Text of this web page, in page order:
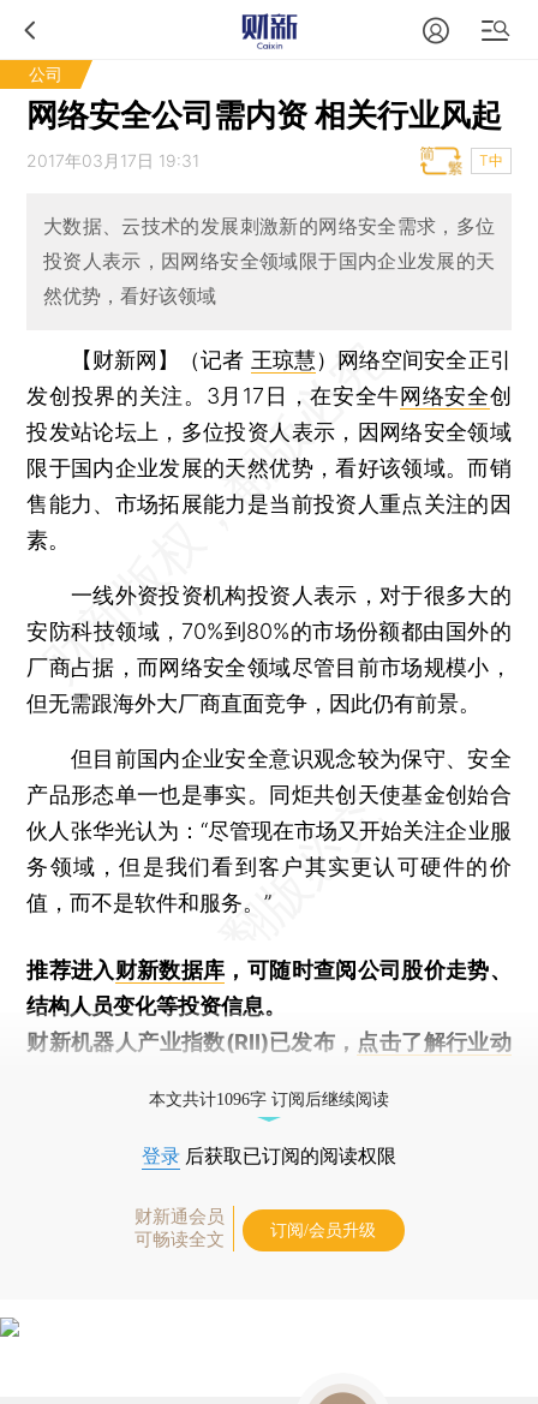
公司
网络安全公司需内资 相关行业风起
2017年03月17日 19:31 T中
大数据、云技术的发展刺激新的网络安全需求，多位
投资人表示，因网络安全领域限于国内企业发展的天
然优势，看好该领域
【财新网】（记者 王琼慧）
网络空间安全正引
发创投界的关注。3月17日，在安全牛网络安全创
投发站论坛上，多位投资人表示，因网络安全领域
限于国内企业发展的天然优势，看好该领域。而销
售能力、市场拓展能力是当前投资人重点关注的因
素。
一线外资投资机构投资人表示，对于很多大的
安防科技领域，70%到80%的市场份额都由国外的
厂商占据，而网络安全领域尽管目前市场规模小，
但无需跟海外大厂商直面竞争，因此仍有前景。
但目前国内企业安全意识观念较为保守、安全
产品形态单一也是事实。同炬共创天使基金创始合
伙人张华光认为：“尽管现在市场又开始关注企业服
务领域，但是我们看到客户其实更认可硬件的价
值，而不是软件和服务。”
推荐进入财新数据库 ，可随时查阅公司股价走势、
结构人员变化等投资信息。
财新机器人产业指数(RII)已发布， 点击了解行业动
本文共计1096字 订阅后继续阅读
登录 后获取已订阅的阅读权限
财新通会员
可畅读全文
订阅/会员升级